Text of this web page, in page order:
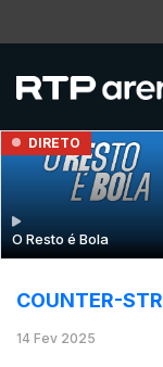
DIRETO
O Resto é Bola
COUNTER-
14 Fev 2025